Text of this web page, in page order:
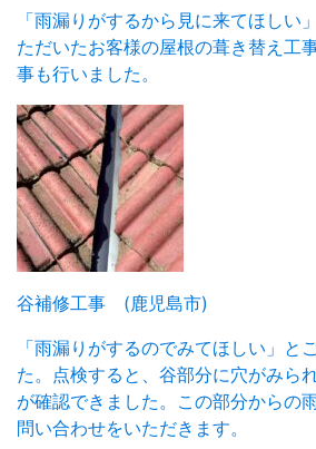
「雨漏りがするから見に来てほしい
ただいたお客様の屋根の葺き替え工
事も行いました。
谷補修工事 (鹿児島市)
「雨漏りがするのでみてほしい」と
た。点検すると、谷部分に穴がみら
が確認できました。この部分からの
問い合わせをいただきます。